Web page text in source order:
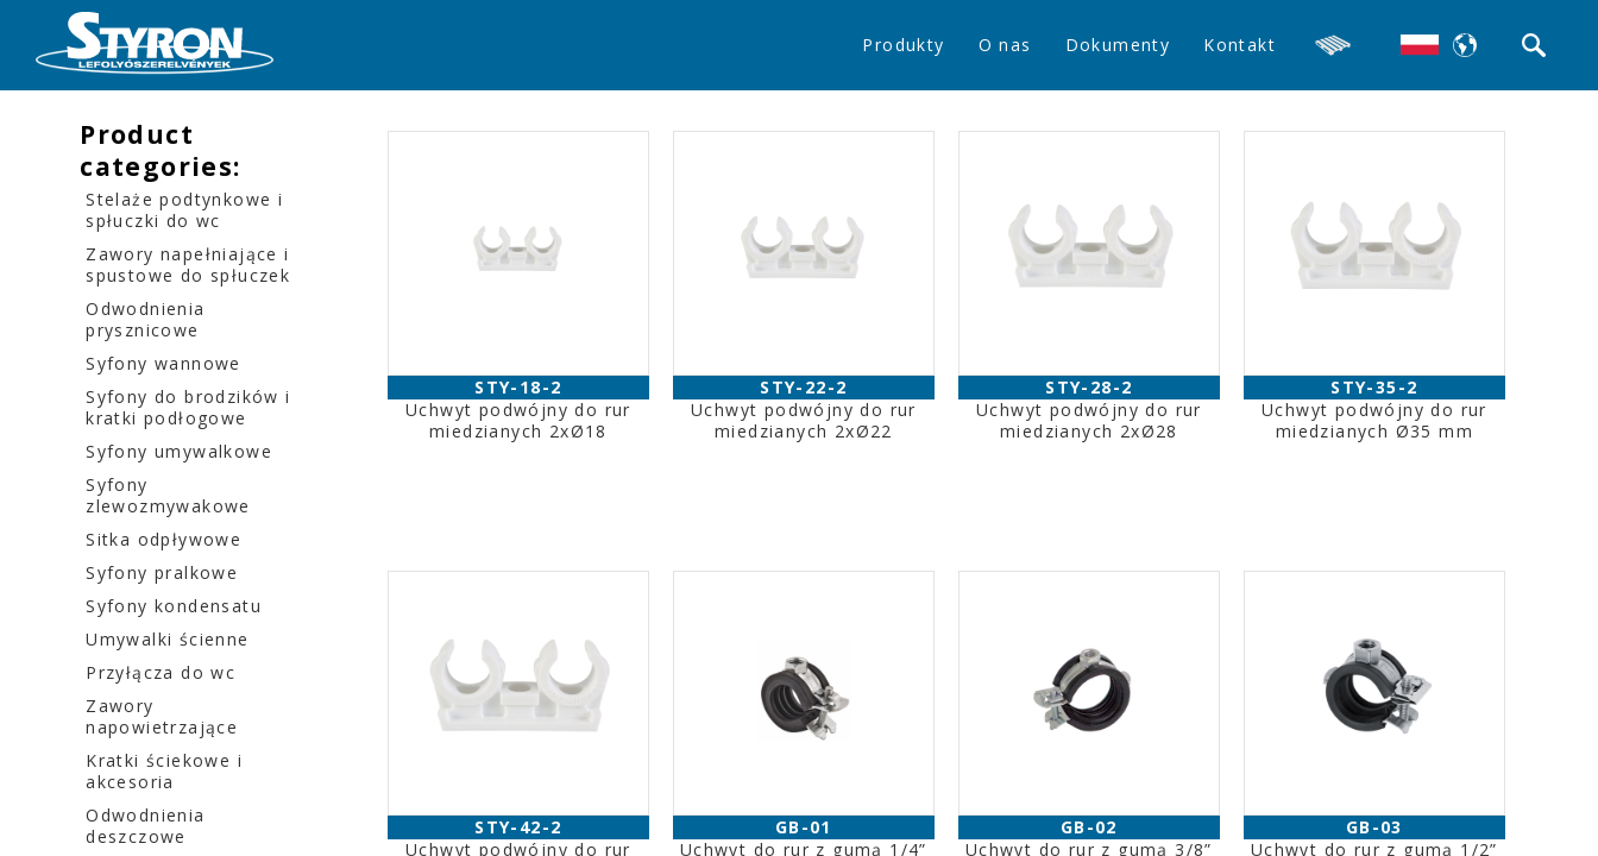
Produkty O nas Dokumenty Kontakt
Product
categories:
Stelaże podtynkowe i
spłuczki do wc
Zawory napełniające i
spustowe do spłuczek
Odwodnienia
prysznicowe
Syfony wannowe
Syfony do brodzików i
kratki podłogowe
Syfony umywalkowe
Syfony
zlewozmywakowe
Sitka odpływowe
Syfony pralkowe
Syfony kondensatu
Umywalki ścienne
Przyłącza do wc
Zawory
napowietrzające
Kratki ściekowe i
akcesoria
Odwodnienia
deszczowe
STY-18-2
Uchwyt podwójny do rur
miedzianych 2xØ18
STY-22-2
Uchwyt podwójny do rur
miedzianych 2xØ22
STY-28-2
Uchwyt podwójny do rur
miedzianych 2xØ28
STY-35-2
Uchwyt podwójny do rur
miedzianych Ø35 mm
STY-42-2
Uchwyt podwójny do rur
GB-01
Uchwyt do rur z gumą 1/4”
GB-02
Uchwyt do rur z gumą 3/8”
GB-03
Uchwyt do rur z gumą 1/2”